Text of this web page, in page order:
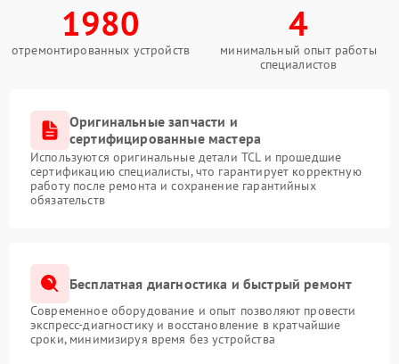
1980
отремонтированных устройств
4
минимальный опыт работы
специалистов
Оригинальные запчасти и
сертифицированные мастера
Используются оригинальные детали TCL и прошедшие
сертификацию специалисты, что гарантирует корректную
работу после ремонта и сохранение гарантийных
обязательств
Бесплатная диагностика и быстрый ремонт
Современное оборудование и опыт позволяют провести
экспресс-диагностику и восстановление в кратчайшие
сроки, минимизируя время без устройства